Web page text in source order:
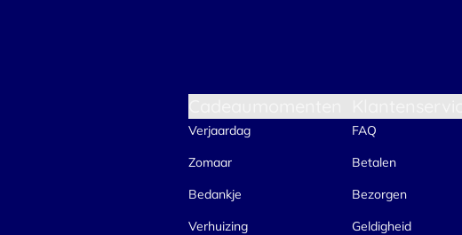
Verjaardag
Zomaar
Bedankje
Verhuizing
FAQ
Betalen
Bezorgen
Geldigheid